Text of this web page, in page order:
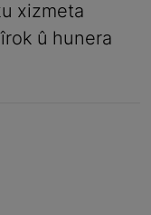
xizmeta
û hunera